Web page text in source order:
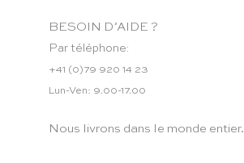
BESOIN D’AIDE ?
Par téléphone:
+41 (0)79 920 14 23
Lun-Ven: 9.00-17.00
Nous livrons dans le monde entier.